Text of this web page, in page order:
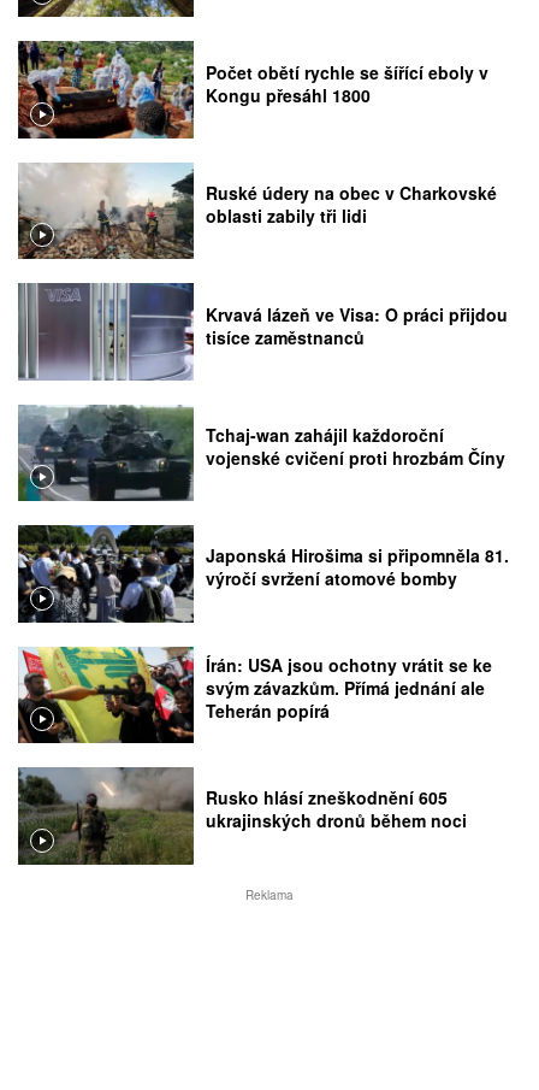
Počet obětí rychle se šířící eboly v
Kongu přesáhl 1800
Ruské údery na obec v Charkovské
oblasti zabily tři lidi
Krvavá lázeň ve Visa: O práci přijdou
tisíce zaměstnanců
Tchaj-wan zahájil každoroční
vojenské cvičení proti hrozbám Číny
Japonská Hirošima si připomněla 81.
výročí svržení atomové bomby
Írán: USA jsou ochotny vrátit se ke
svým závazkům. Přímá jednání ale
Teherán popírá
Rusko hlásí zneškodnění 605
ukrajinských dronů během noci
Reklama